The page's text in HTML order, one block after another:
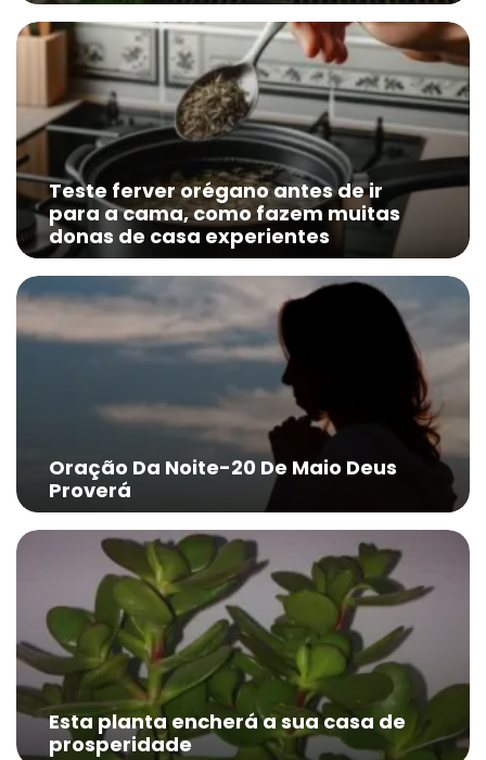
Teste ferver orégano antes de ir
para a cama, como fazem muitas
donas de casa experientes
Oração Da Noite-20 De Maio Deus
Proverá
Esta planta encherá a sua casa de
prosperidade